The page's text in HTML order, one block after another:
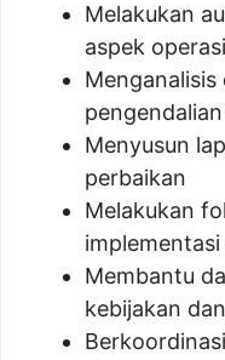
Melakukan
aspek
Menganalisis
Menyusun
perbaikan
Melakukan
Membantu
kebijakan